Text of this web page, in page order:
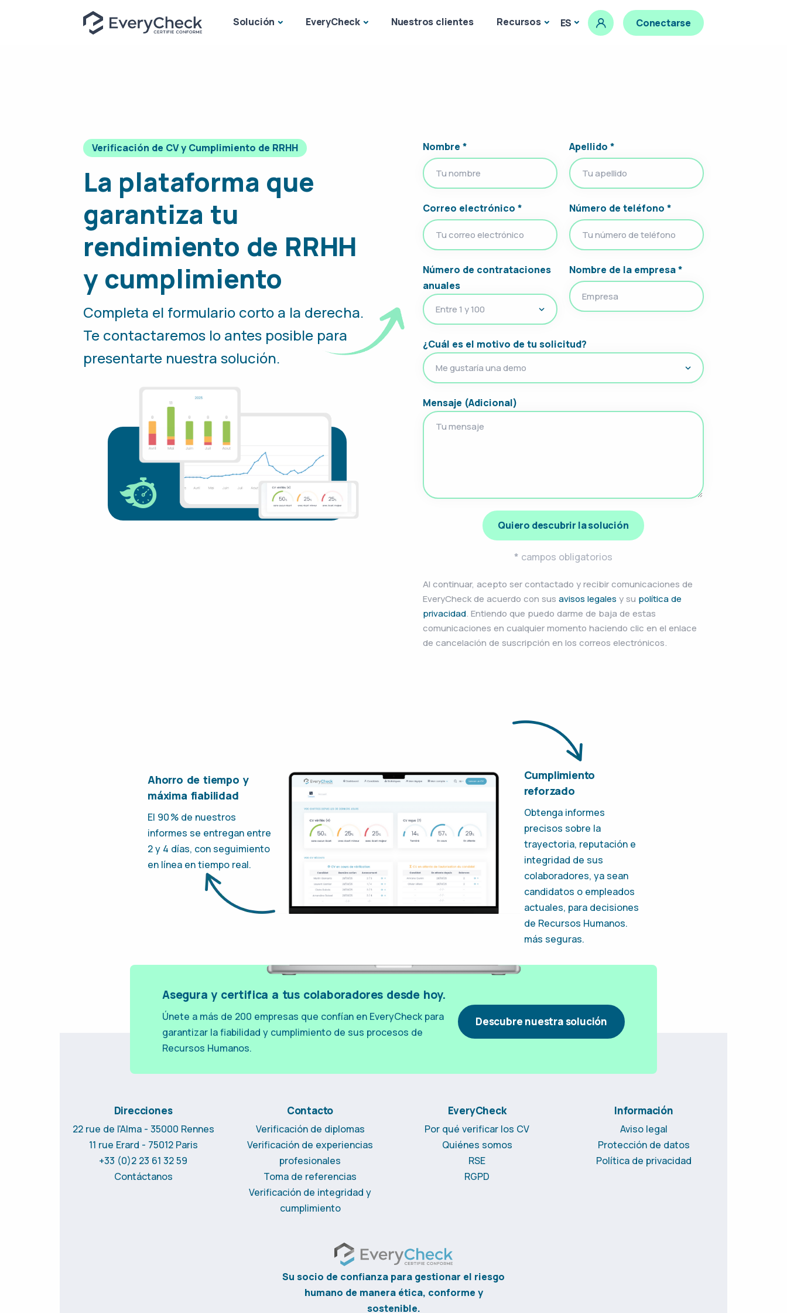
Solución EveryCheck Nuestros clientes Recursos ES Conectarse
Verificación de CV y Cumplimiento de RRHH
La plataforma que
garantiza tu
rendimiento de RRHH
y cumplimiento
Completa el formulario corto a la derecha.
Te contactaremos lo antes posible para
presentarte nuestra solución.
Nombre * Apellido *
Correo electrónico * Número de teléfono *
Número de contrataciones
anuales
Nombre de la empresa *
¿Cuál es el motivo de tu solicitud?
Mensaje (Adicional)
Quiero descubrir la solución
* campos obligatorios
Al continuar, acepto ser contactado y recibir comunicaciones de
EveryCheck de acuerdo con sus avisos legales y su política de
privacidad. Entiendo que puedo darme de baja de estas
comunicaciones en cualquier momento haciendo clic en el enlace
de cancelación de suscripción en los correos electrónicos.
Ahorro de tiempo y
máxima fiabilidad
El 90 % de nuestros
informes se entregan entre
2 y 4 días, con seguimiento
en línea en tiempo real.
Cumplimiento
reforzado
Obtenga informes
precisos sobre la
trayectoria, reputación e
integridad de sus
colaboradores, ya sean
candidatos o empleados
actuales, para decisiones
de Recursos Humanos.
más seguras.
Asegura y certifica a tus colaboradores desde hoy.
Únete a más de 200 empresas que confían en EveryCheck para
garantizar la fiabilidad y cumplimiento de sus procesos de
Recursos Humanos.
Descubre nuestra solución
Direcciones
22 rue de l'Alma - 35000 Rennes
11 rue Erard - 75012 Paris
+33 (0)2 23 61 32 59
Contáctanos
Contacto
Verificación de diplomas
Verificación de experiencias
profesionales
Toma de referencias
Verificación de integridad y
cumplimiento
EveryCheck
Por qué verificar los CV
Quiénes somos
RSE
RGPD
Información
Aviso legal
Protección de datos
Política de privacidad
Su socio de confianza para gestionar el riesgo
humano de manera ética, conforme y
sostenible.